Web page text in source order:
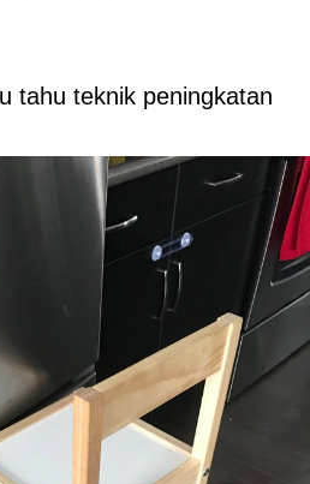
tahu teknik peningkatan